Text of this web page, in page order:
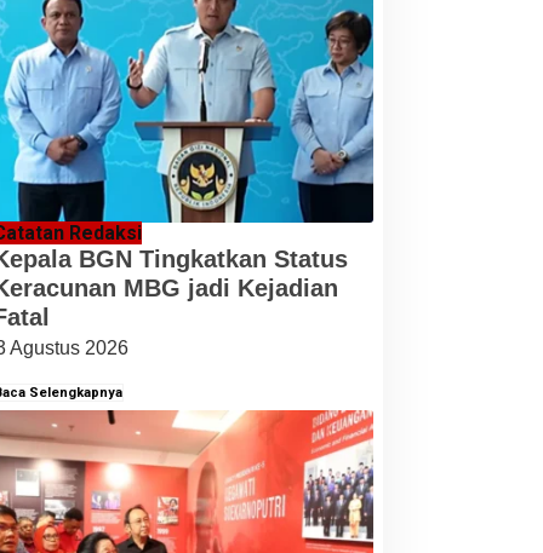
Redaksi
BGN Tingkatkan Status
MBG jadi Kejadian
Agustus 2026
Selengkapnya